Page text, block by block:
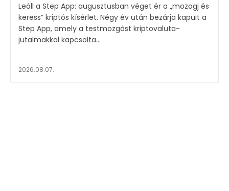
Leáll a Step App: augusztusban véget ér a „mozogj és
keress” kriptós kísérlet. Négy év után bezárja kapuit a
Step App, amely a testmozgást kriptovaluta-
jutalmakkal kapcsolta...
2026.08.07.